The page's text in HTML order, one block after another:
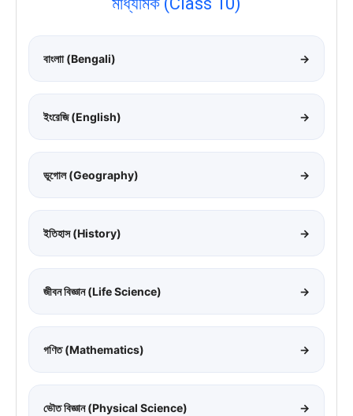
বাংলাা (Bengali) →
ইংরেজি (English) →
ভূগোল (Geography) →
ইতিহাস (History) →
জীবন বিজ্ঞান (Life Science) →
গণিত (Mathematics) →
ভৌত বিজ্ঞান (Physical Science) →